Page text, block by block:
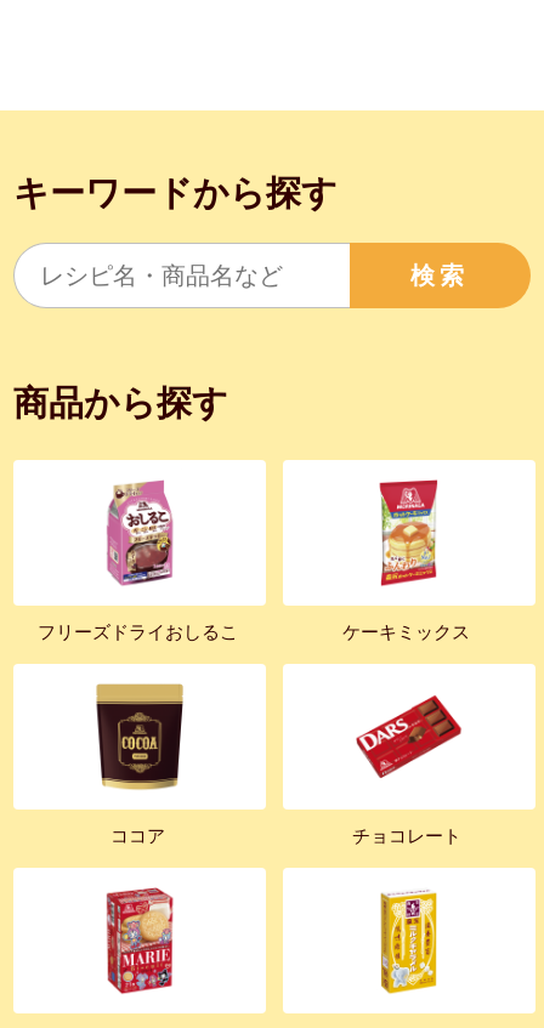
キーワードから探す
検索
商品から探す
フリーズドライおしるこ ケーキミックス
ココア チョコレート